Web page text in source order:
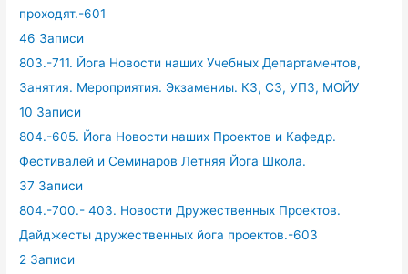
проходят.-601
46 Записи
803.-711. Йога Новости наших Учебных Департаментов,
Занятия. Мероприятия. Экзамениы. КЗ, СЗ, УПЗ, МОЙУ
10 Записи
804.-605. Йога Новости наших Проектов и Кафедр.
Фестивалей и Семинаров Летняя Йога Школа.
37 Записи
804.-700.- 403. Новости Дружественных Проектов.
Дайджесты дружественных йога проектов.-603
2 Записи